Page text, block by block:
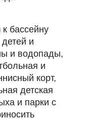
бассейну
и
и водопады,
и
корт,
детская
и парки с